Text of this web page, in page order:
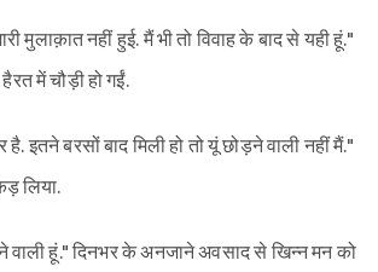
मुलाक़ात नहीं हुई. मैं भी तो विवाह के बाद से यही हूं."
में चौड़ी हो गईं.
इतने बरसों बाद मिली हो तो यूं छोड़ने वाली नहीं मैं."
लिया.
वाली हूं." दिनभर के अनजाने अवसाद से खिन्न मन को